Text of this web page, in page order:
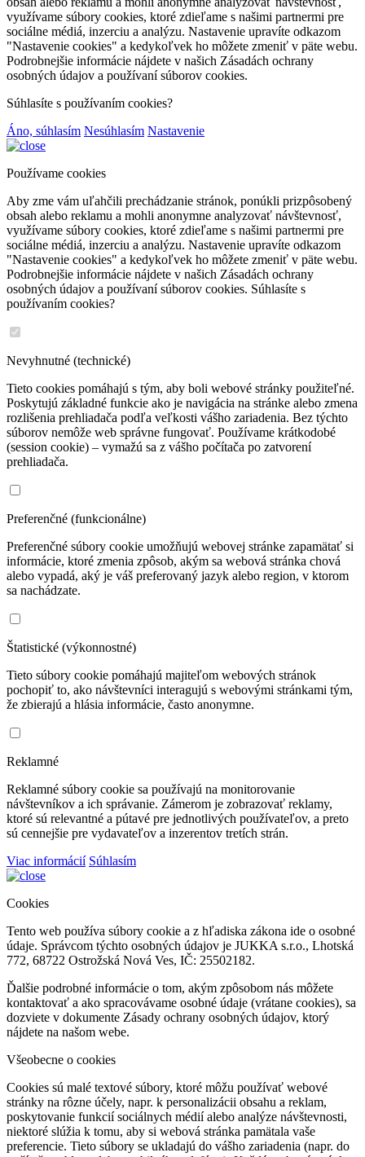
využívame súbory cookies, ktoré zdieľame s našimi partnermi pre
sociálne médiá, inzerciu a analýzu. Nastavenie upravíte odkazom
"Nastavenie cookies" a kedykoľvek ho môžete zmeniť v päte webu.
Podrobnejšie informácie nájdete v našich Zásadách ochrany
osobných údajov a používaní súborov cookies.
Súhlasíte s používaním cookies?
Áno, súhlasím Nesúhlasím Nastavenie
Používame cookies
Aby zme vám uľahčili prechádzanie stránok, ponúkli prizpôsobený
obsah alebo reklamu a mohli anonymne analyzovať návštevnosť,
využívame súbory cookies, ktoré zdieľame s našimi partnermi pre
sociálne médiá, inzerciu a analýzu. Nastavenie upravíte odkazom
"Nastavenie cookies" a kedykoľvek ho môžete zmeniť v päte webu.
Podrobnejšie informácie nájdete v našich Zásadách ochrany
osobných údajov a používaní súborov cookies. Súhlasíte s
používaním cookies?
Nevyhnutné (technické)
Tieto cookies pomáhajú s tým, aby boli webové stránky použiteľné.
Poskytujú základné funkcie ako je navigácia na stránke alebo zmena
rozlišenia prehliadača podľa veľkosti vášho zariadenia. Bez týchto
súborov nemôže web správne fungovať. Používame krátkodobé
(session cookie) – vymažú sa z vášho počítača po zatvorení
prehliadača.
Preferenčné (funkcionálne)
Preferenčné súbory cookie umožňujú webovej stránke zapamätať si
informácie, ktoré zmenia zpôsob, akým sa webová stránka chová
alebo vypadá, aký je váš preferovaný jazyk alebo region, v ktorom
sa nachádzate.
Štatistické (výkonnostné)
Tieto súbory cookie pomáhajú majiteľom webových stránok
pochopiť to, ako návštevníci interagujú s webovými stránkami tým,
že zbierajú a hlásia informácie, často anonymne.
Reklamné
Reklamné súbory cookie sa používajú na monitorovanie
návštevníkov a ich správanie. Zámerom je zobrazovať reklamy,
ktoré sú relevantné a pútavé pre jednotlivých používateľov, a preto
sú cennejšie pre vydavateľov a inzerentov tretích strán.
Viac informácií Súhlasím
Cookies
Tento web používa súbory cookie a z hľadiska zákona ide o osobné
údaje. Správcom týchto osobných údajov je JUKKA s.r.o., Lhotská
772, 68722 Ostrožská Nová Ves, IČ: 25502182.
Ďalšie podrobné informácie o tom, akým zpôsobom nás môžete
kontaktovať a ako spracovávame osobné údaje (vrátane cookies), sa
dozviete v dokumente Zásady ochrany osobných údajov, ktorý
nájdete na našom webe.
Všeobecne o cookies
Cookies sú malé textové súbory, ktoré môžu používať webové
stránky na rôzne účely, napr. k personalizácii obsahu a reklam,
poskytovanie funkcií sociálnych médií alebo analýze návštevnosti,
niektoré slúžia k tomu, aby si webová stránka pamätala vaše
preferencie. Tieto súbory se ukladajú do vášho zariadenia (napr. do